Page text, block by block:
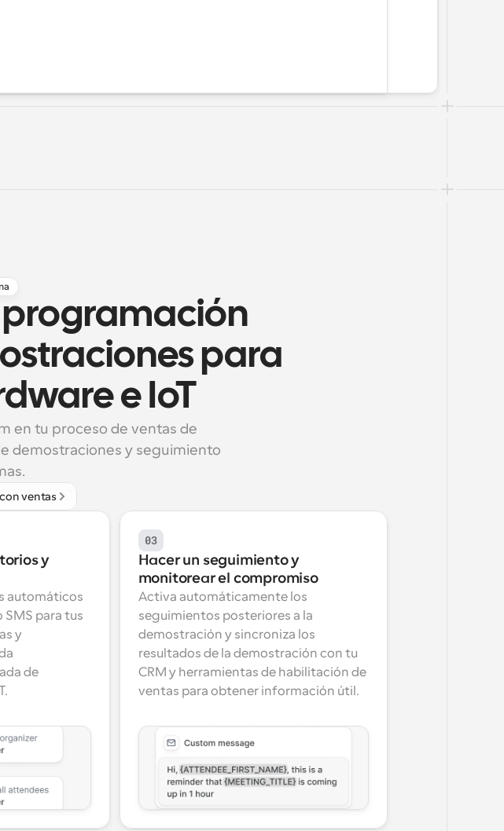
para
e IoT
en tu proceso de ventas de
demostraciones y seguimiento
ventas
y
automáticos
para tus
y
de
03
Hacer un seguimiento y
monitorear el compromiso
Activa automáticamente los
seguimientos posteriores a la
demostración y sincroniza los
resultados de la demostración con tu
CRM y herramientas de habilitación de
ventas para obtener información útil.